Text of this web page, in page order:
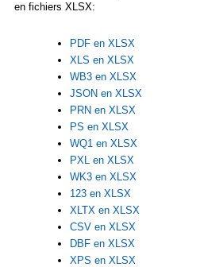
en fichiers XLSX:
PDF en XLSX
XLS en XLSX
WB3 en XLSX
JSON en XLSX
PRN en XLSX
PS en XLSX
WQ1 en XLSX
PXL en XLSX
WK3 en XLSX
123 en XLSX
XLTX en XLSX
CSV en XLSX
DBF en XLSX
XPS en XLSX